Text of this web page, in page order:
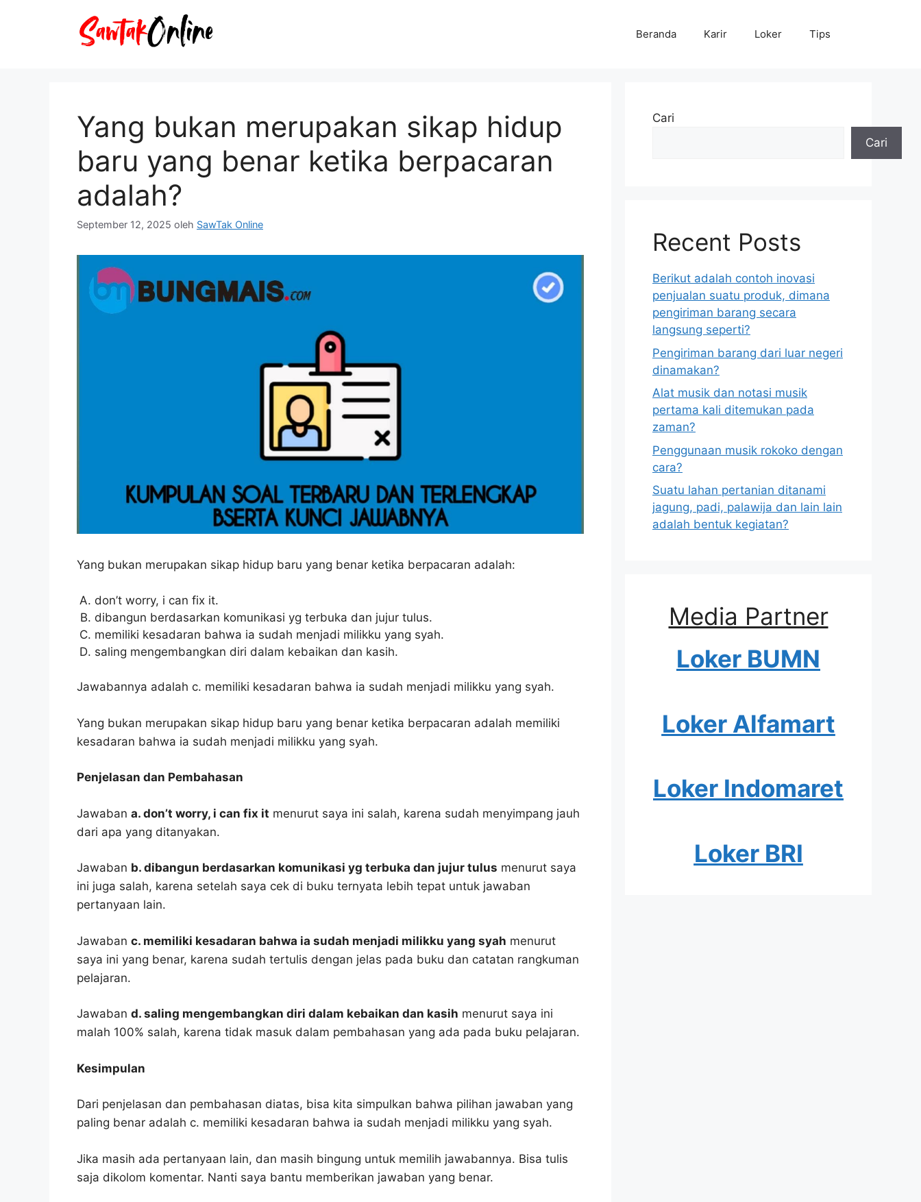
Beranda Karir Loker Tips
Yang bukan merupakan sikap hidup
baru yang benar ketika berpacaran
adalah?
September 12, 2025 oleh SawTak Online
Yang bukan merupakan sikap hidup baru yang benar ketika berpacaran adalah:
don’t worry, i can fix it.
dibangun berdasarkan komunikasi yg terbuka dan jujur tulus.
memiliki kesadaran bahwa ia sudah menjadi milikku yang syah.
saling mengembangkan diri dalam kebaikan dan kasih.
Jawabannya adalah c. memiliki kesadaran bahwa ia sudah menjadi milikku yang syah.
Yang bukan merupakan sikap hidup baru yang benar ketika berpacaran adalah memiliki
kesadaran bahwa ia sudah menjadi milikku yang syah.
Penjelasan dan Pembahasan
Jawaban a. don’t worry, i can fix it menurut saya ini salah, karena sudah menyimpang jauh
dari apa yang ditanyakan.
Jawaban b. dibangun berdasarkan komunikasi yg terbuka dan jujur tulus menurut saya
ini juga salah, karena setelah saya cek di buku ternyata lebih tepat untuk jawaban
pertanyaan lain.
Jawaban c. memiliki kesadaran bahwa ia sudah menjadi milikku yang syah menurut
saya ini yang benar, karena sudah tertulis dengan jelas pada buku dan catatan rangkuman
pelajaran.
Jawaban d. saling mengembangkan diri dalam kebaikan dan kasih menurut saya ini
malah 100% salah, karena tidak masuk dalam pembahasan yang ada pada buku pelajaran.
Kesimpulan
Dari penjelasan dan pembahasan diatas, bisa kita simpulkan bahwa pilihan jawaban yang
paling benar adalah c. memiliki kesadaran bahwa ia sudah menjadi milikku yang syah.
Jika masih ada pertanyaan lain, dan masih bingung untuk memilih jawabannya. Bisa tulis
saja dikolom komentar. Nanti saya bantu memberikan jawaban yang benar.
Cari
Cari
Recent Posts
Berikut adalah contoh inovasi
penjualan suatu produk, dimana
pengiriman barang secara
langsung seperti?
Pengiriman barang dari luar negeri
dinamakan?
Alat musik dan notasi musik
pertama kali ditemukan pada
zaman?
Penggunaan musik rokoko dengan
cara?
Suatu lahan pertanian ditanami
jagung, padi, palawija dan lain lain
adalah bentuk kegiatan?
Media Partner
Loker BUMN
Loker Alfamart
Loker Indomaret
Loker BRI